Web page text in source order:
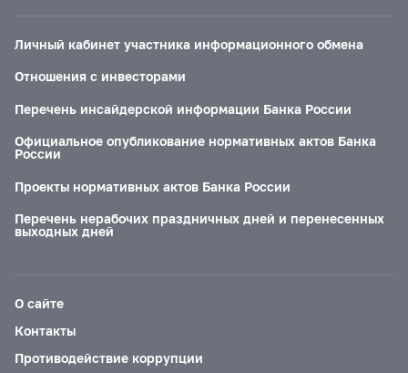
Личный кабинет участника информационного обмена
Отношения с инвесторами
Перечень инсайдерской информации Банка России
Официальное опубликование нормативных актов Банка
России
Проекты нормативных актов Банка России
Перечень нерабочих праздничных дней и перенесенных
выходных дней
О сайте
Контакты
Противодействие коррупции